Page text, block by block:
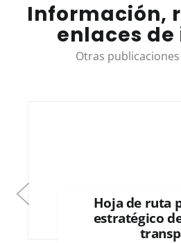
Información,
enlaces de
Otras
Hoja de ruta
estratégico